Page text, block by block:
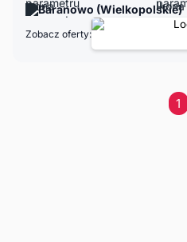
Baranowo (Wielkopolskie)
Zobacz oferty:
1